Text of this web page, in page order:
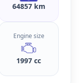
64857 km
Engine size
1997 cc